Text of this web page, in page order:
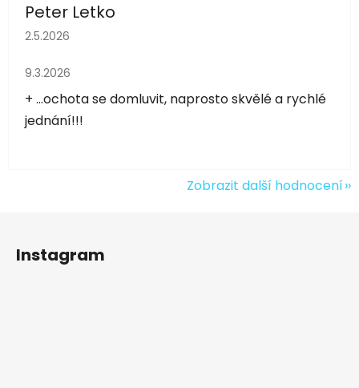
Peter Letko
Hodnocení obchodu je 5 z 5 hvězdiček.
2.5.2026
Hodnocení obchodu je 5 z 5 hvězdiček.
9.3.2026
+ ...ochota se domluvit, naprosto skvělé a rychlé
jednání!!!
Zobrazit další hodnocení
Instagram